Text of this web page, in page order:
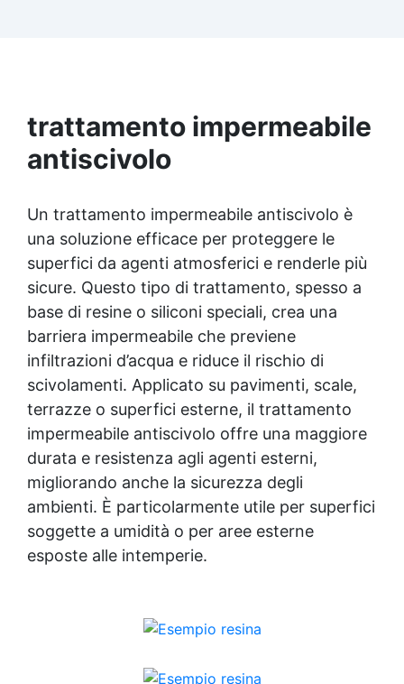
protettiva di infrastrutture in calcestruzzo
come ponti, viadotti, silos, cisterne, tralicci, ecc.
Può essere applicata anche su supporti in
primerizzazione del fondo. La sua speciale
formulazione inodore la rende particolarmente
indicata per applicazioni in ambienti chiusi.
Packaging disponibile: 1 kg / 5 kg / 10 kg
trattamento impermeabile
antiscivolo
Un trattamento impermeabile antiscivolo è
una soluzione efficace per proteggere le
superfici da agenti atmosferici e renderle più
sicure. Questo tipo di trattamento, spesso a
base di resine o siliconi speciali, crea una
barriera impermeabile che previene
infiltrazioni d’acqua e riduce il rischio di
scivolamenti. Applicato su pavimenti, scale,
terrazze o superfici esterne, il trattamento
impermeabile antiscivolo offre una maggiore
durata e resistenza agli agenti esterni,
migliorando anche la sicurezza degli
ambienti. È particolarmente utile per superfici
soggette a umidità o per aree esterne
esposte alle intemperie.